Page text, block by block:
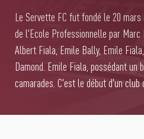
Le Servette FC fut fondé le 20
de l'Ecole Professionnelle par Marc
Albert Fiala, Emile Bally, Emile
Damond. Emile Fiala, possédant un
camarades. C'est le début d'un club